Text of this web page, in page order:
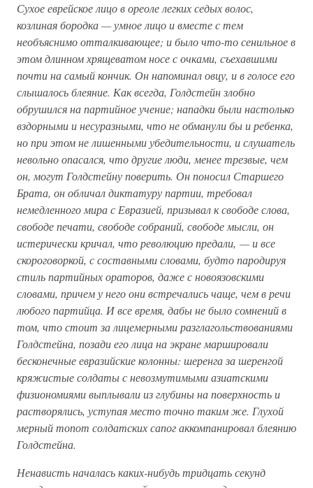
Сухое еврейское лицо в ореоле легких седых волос,
козлиная бородка — умное лицо и вместе с тем
необъяснимо отталкивающее; и было что-то сенильное в
этом длинном хрящеватом носе с очками, съехавшими
почти на самый кончик. Он напоминал овцу, и в голосе его
слышалось блеяние. Как всегда, Голдстейн злобно
обрушился на партийное учение; нападки были настолько
вздорными и несуразными, что не обманули бы и ребенка,
но при этом не лишенными убедительности, и слушатель
невольно опасался, что другие люди, менее трезвые, чем
он, могут Голдстейну поверить. Он поносил Старшего
Брата, он обличал диктатуру партии, требовал
немедленного мира с Евразией, призывал к свободе слова,
свободе печати, свободе собраний, свободе мысли, он
истерически кричал, что революцию предали, — и все
скороговоркой, с составными словами, будто пародируя
стиль партийных ораторов, даже с новоязовскими
словами, причем у него они встречались чаще, чем в речи
любого партийца. И все время, дабы не было сомнений в
том, что стоит за лицемерными разглагольствованиями
Голдстейна, позади его лица на экране маршировали
бесконечные евразийские колонны: шеренга за шеренгой
кряжистые солдаты с невозмутимыми азиатскими
физиономиями выплывали из глубины на поверхность и
растворялись, уступая место точно таким же. Глухой
мерный топот солдатских сапог аккомпанировал блеянию
Голдстейна.
Ненависть началась каких-нибудь тридцать секунд